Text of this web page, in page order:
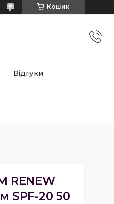
Кошик
Відгуки
RENEW
SPF-20 50